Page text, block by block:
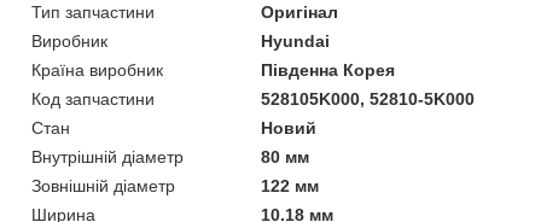
Тип запчастини
Оригінал
Виробник
Hyundai
Країна виробник
Південна Корея
Код запчастини
528105K000, 52810-5K000
Стан
Новий
Внутрішній діаметр
80 мм
Зовнішній діаметр
122 мм
Ширина
10.18 мм